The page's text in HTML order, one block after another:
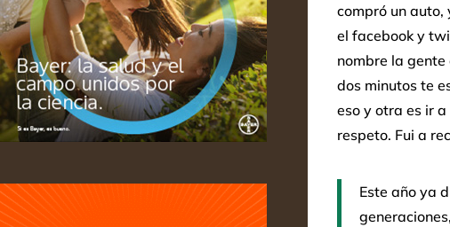
compró un auto,
el facebook y
nombre la
dos minutos te
eso y otra es ir
respeto. Fui a
Este año ya